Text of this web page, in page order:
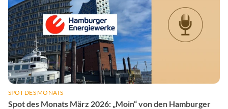
SPOT DES MONATS
Spot des Monats März 2026: „Moin“ von den Hamburger